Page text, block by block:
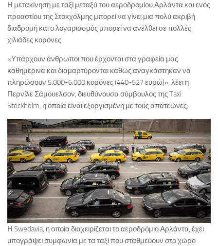
Η μετακίνηση με ταξί μεταξύ του αεροδρομίου Αρλάντα και ενός
προαστίου της Στοκχόλμης μπορεί να γίνει μια πολύ ακριβή
διαδρομή και ο λογαριασμός μπορεί να ανέλθει σε πολλές
χιλιάδες κορόνες.
«Υπάρχουν άνθρωποι που έρχονται στα γραφεία μας
καθημερινά και διαμαρτύρονται καθώς αναγκάστηκαν να
πληρώσουν 5.000-6.000 κορόνες (440-527 ευρώ)», λέει η
Περνίλε Σάμουελσον, διευθύνουσα σύμβουλος της Taxi
Stockholm, η οποία είναι εξοργισμένη με τους απατεώνες.
Η Swedavia, η οποία διαχειρίζεται το αεροδρόμιο Αρλάντα, έχει
υπογράψει συμφωνία με τα ταξί που σταθμεύουν στο χώρο